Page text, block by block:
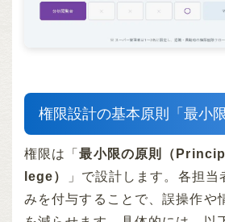
権限設計の基本原則「最小
権限は「最小限の原則（
lege）
」で設計します。各担
みを付与することで、誤操作や